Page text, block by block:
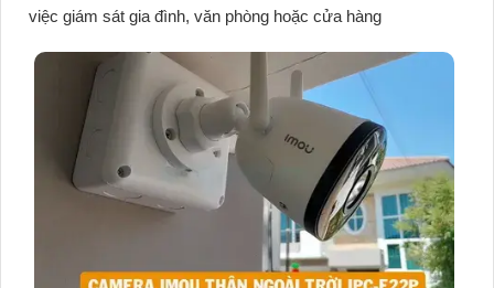
việc giám sát gia đình, văn phòng hoặc cửa hàng